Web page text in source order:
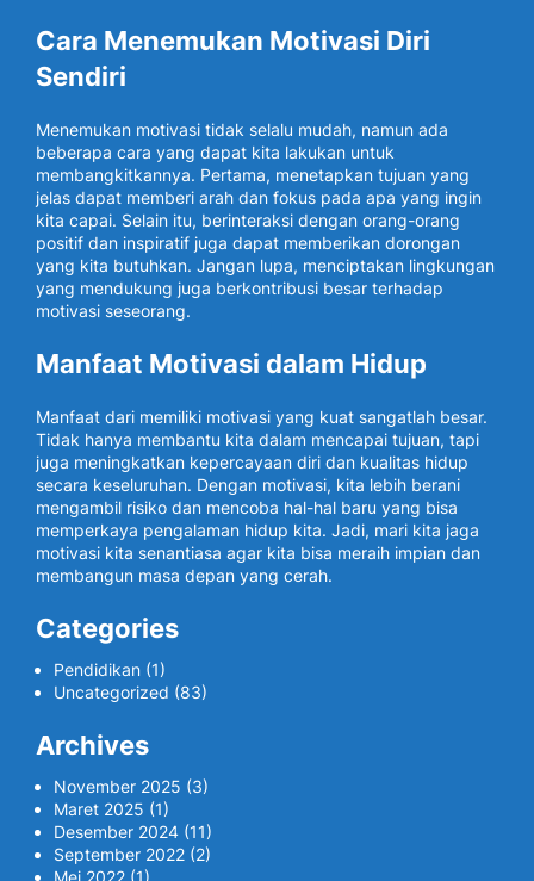
Cara Menemukan Motivasi Diri
Sendiri
Menemukan motivasi tidak selalu mudah, namun ada
beberapa cara yang dapat kita lakukan untuk
membangkitkannya. Pertama, menetapkan tujuan yang
jelas dapat memberi arah dan fokus pada apa yang ingin
kita capai. Selain itu, berinteraksi dengan orang-orang
positif dan inspiratif juga dapat memberikan dorongan
yang kita butuhkan. Jangan lupa, menciptakan lingkungan
yang mendukung juga berkontribusi besar terhadap
motivasi seseorang.
Manfaat Motivasi dalam Hidup
Manfaat dari memiliki motivasi yang kuat sangatlah besar.
Tidak hanya membantu kita dalam mencapai tujuan, tapi
juga meningkatkan kepercayaan diri dan kualitas hidup
secara keseluruhan. Dengan motivasi, kita lebih berani
mengambil risiko dan mencoba hal-hal baru yang bisa
memperkaya pengalaman hidup kita. Jadi, mari kita jaga
motivasi kita senantiasa agar kita bisa meraih impian dan
membangun masa depan yang cerah.
Categories
Pendidikan (1)
Uncategorized (83)
Archives
November 2025 (3)
Maret 2025 (1)
Desember 2024 (11)
September 2022 (2)